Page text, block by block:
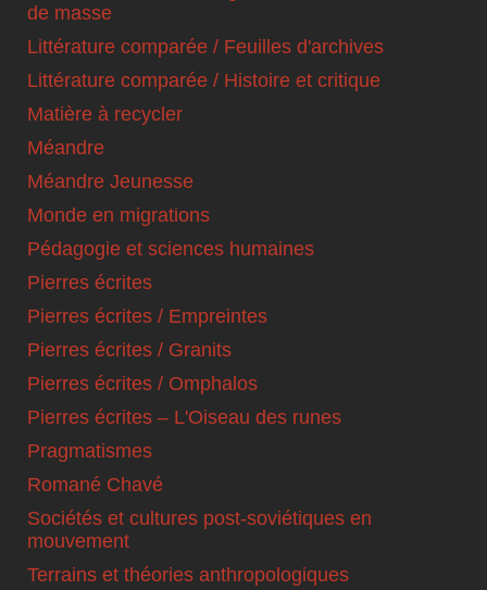
de masse
Littérature comparée / Feuilles d'archives
Littérature comparée / Histoire et critique
Matière à recycler
Méandre
Méandre Jeunesse
Monde en migrations
Pédagogie et sciences humaines
Pierres écrites
Pierres écrites / Empreintes
Pierres écrites / Granits
Pierres écrites / Omphalos
Pierres écrites – L'Oiseau des runes
Pragmatismes
Romané Chavé
Sociétés et cultures post-soviétiques en
mouvement
Terrains et théories anthropologiques